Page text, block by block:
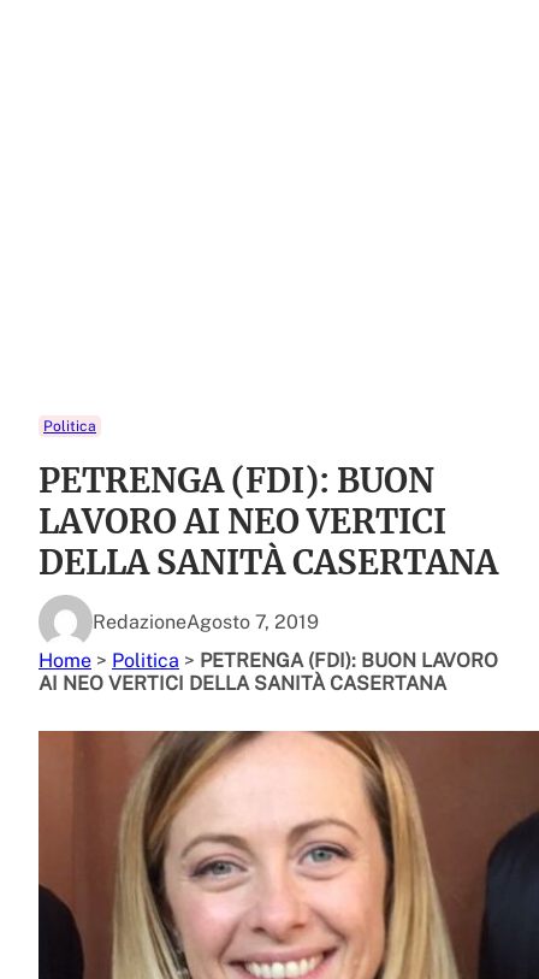
Politica
PETRENGA (FDI): BUON
LAVORO AI NEO VERTICI
DELLA SANITÀ CASERTANA
RedazioneAgosto 7, 2019
Home > Politica > PETRENGA (FDI): BUON LAVORO
AI NEO VERTICI DELLA SANITÀ CASERTANA